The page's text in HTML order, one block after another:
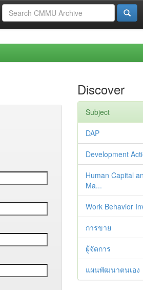
Discover
Subject
DAP
Development
Human Capital
Ma...
Work Behavior
การขาย
ผู้จัดการ
แผนพัฒนาตนเอง